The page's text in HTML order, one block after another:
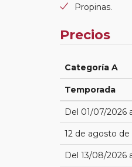
Propinas.
Precios
Categoría A
Temporada
Del 01/07/2026
12 de agosto de
Del 13/08/2026